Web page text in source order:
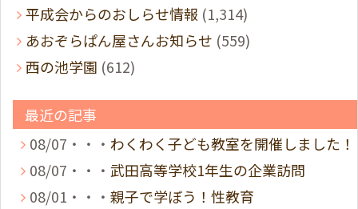
平成会からのおしらせ情報 (1,314)
あおぞらぱん屋さんお知らせ (559)
西の池学園 (612)
最近の記事
08/07・・・ わくわく子ども教室を開催しました！
08/07・・・ 武田高等学校1年生の企業訪問
08/01・・・ 親子で学ぼう！性教育